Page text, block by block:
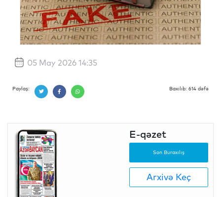
05 May 2026 14:35
Paylaş: Baxılıb: 614 dəfə
E-qəzet
Son Buraxılış
Arxivə Keç